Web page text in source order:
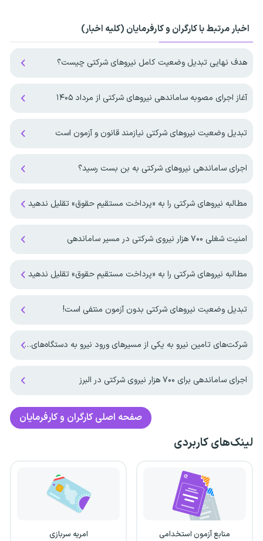
اخبار مرتبط با کارگران و کارفرمایان (کلیه اخبار)
هدف نهایی تبدیل وضعیت کامل نیروهای شرکتی چیست؟
آغاز اجرای مصوبه ساماندهی نیرو‌های شرکتی از مرداد ۱۴۰۵
تبدیل وضعیت‌ نیروهای شرکتی نیازمند قانون و آزمون است
اجرای ساماندهی نیروهای شرکتی به بن بست رسید؟
مطالبه نیروهای شرکتی را به «پرداخت مستقیم حقوق» تقلیل ندهید
امنیت شغلی ۷۰۰ هزار نیروی شرکتی در مسیر ساماندهی
مطالبه نیروهای شرکتی را به «پرداخت مستقیم حقوق» تقلیل ندهید
تبدیل وضعیت نیروهای شرکتی بدون آزمون منتفی است!
شرکت‌های تامین نیرو به یکی از مسیرهای ورود نیرو به دستگاه‌های اجرایی تبدیل شدند
اجرای ساماندهی برای ۷۰۰ هزار نیروی شرکتی در البرز
صفحه اصلیکارگران و کارفرمایان
لینک‌های کاربردی
منابع آزمون استخدامی امریه سربازی